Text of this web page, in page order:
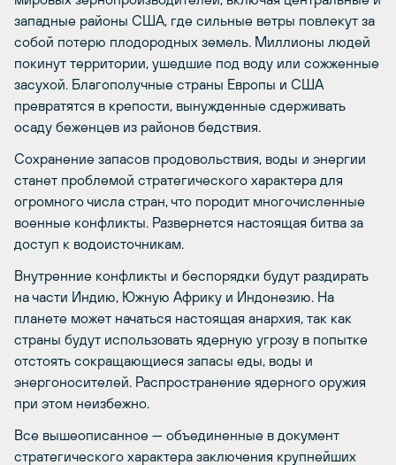
западные районы США, где сильные ветры повлекут за
собой потерю плодородных земель. Миллионы людей
покинут территории, ушедшие под воду или сожженные
засухой. Благополучные страны Европы и США
превратятся в крепости, вынужденные сдерживать
осаду беженцев из районов бедствия.
Сохранение запасов продовольствия, воды и энергии
станет проблемой стратегического характера для
огромного числа стран, что породит многочисленные
военные конфликты. Развернется настоящая битва за
доступ к водоисточникам.
Внутренние конфликты и беспорядки будут раздирать
на части Индию, Южную Африку и Индонезию. На
планете может начаться настоящая анархия, так как
страны будут использовать ядерную угрозу в попытке
отстоять сокращающиеся запасы еды, воды и
энергоносителей. Распространение ядерного оружия
при этом неизбежно.
Все вышеописанное — объединенные в документ
стратегического характера заключения крупнейших